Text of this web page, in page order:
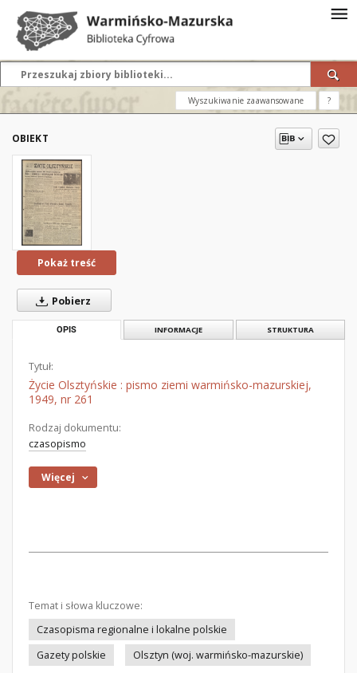
Wyszukiwanie zaawansowane ?
OBIEKT
Pokaż treść
Pobierz
OPIS INFORMACJE STRUKTURA
Tytuł:
Życie Olsztyńskie : pismo ziemi warmińsko-mazurskiej,
1949, nr 261
Rodzaj dokumentu:
czasopismo
Więcej
Temat i słowa kluczowe:
Czasopisma regionalne i lokalne polskie
Gazety polskie
Olsztyn (woj. warmińsko-mazurskie)